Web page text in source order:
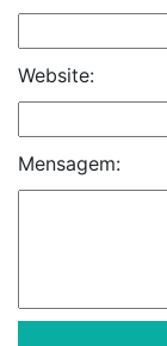
Website:
Mensagem: